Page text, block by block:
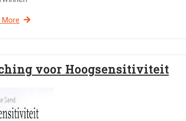
More
voor Hoogsensitiviteit